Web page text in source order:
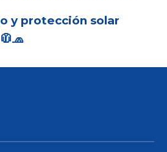
y protección solar